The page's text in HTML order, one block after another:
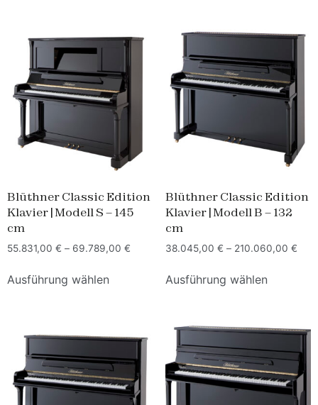
Blüthner Classic Edition
Klavier | Modell S – 145
cm
55.831,00 € – 69.789,00 €
Ausführung wählen
Blüthner Classic Edition
Klavier | Modell B – 132
cm
38.045,00 € – 210.060,00 €
Ausführung wählen